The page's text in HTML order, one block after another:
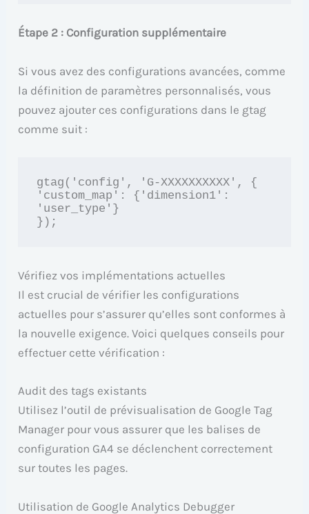
Étape 2 : Configuration supplémentaire
Si vous avez des configurations avancées, comme
la définition de paramètres personnalisés, vous
pouvez ajouter ces configurations dans le gtag
comme suit :
gtag('config', 'G-XXXXXXXXXX', {
'custom_map': {'dimension1':
'user_type'}
});
Vérifiez vos implémentations actuelles
Il est crucial de vérifier les configurations
actuelles pour s’assurer qu’elles sont conformes à
la nouvelle exigence. Voici quelques conseils pour
effectuer cette vérification :
Audit des tags existants
Utilisez l’outil de prévisualisation de Google Tag
Manager pour vous assurer que les balises de
configuration GA4 se déclenchent correctement
sur toutes les pages.
Utilisation de Google Analytics Debugger